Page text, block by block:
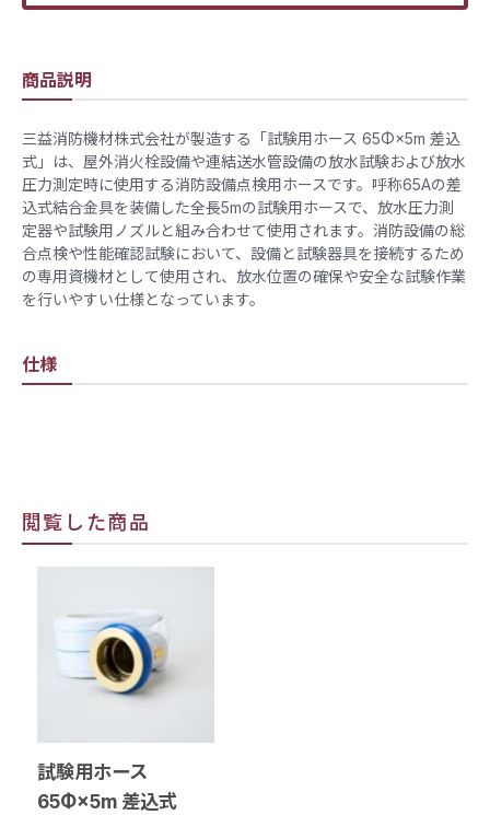
商品説明
三益消防機材株式会社が製造する「試験用ホース 65Φ×5m 差込
式」は、屋外消火栓設備や連結送水管設備の放水試験および放水
圧力測定時に使用する消防設備点検用ホースです。呼称65Aの差
込式結合金具を装備した全長5mの試験用ホースで、放水圧力測
定器や試験用ノズルと組み合わせて使用されます。消防設備の総
合点検や性能確認試験において、設備と試験器具を接続するため
の専用資機材として使用され、放水位置の確保や安全な試験作業
を行いやすい仕様となっています。
仕様
閲覧した商品
試験用ホース
65Φ×5m 差込式